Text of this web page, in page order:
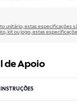
unitário, estas especificações
kit ou jogo, estas
de Apoio